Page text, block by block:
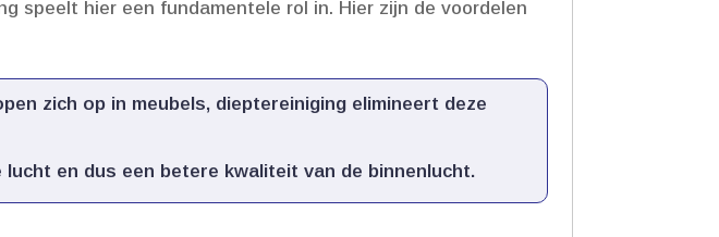
speelt hier een fundamentele rol in.​ Hier zijn de voordelen
zich op in meubels, dieptereiniging elimineert deze
en dus een betere kwaliteit van de binnenlucht.​